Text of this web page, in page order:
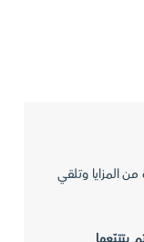
المزايا وتلقي